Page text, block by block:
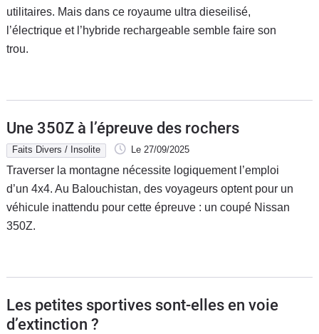
utilitaires. Mais dans ce royaume ultra dieseilisé,
l’électrique et l’hybride rechargeable semble faire son
trou.
Une 350Z à l’épreuve des rochers
Faits Divers / Insolite Le 27/09/2025
Traverser la montagne nécessite logiquement l’emploi
d’un 4x4. Au Balouchistan, des voyageurs optent pour un
véhicule inattendu pour cette épreuve : un coupé Nissan
350Z.
Les petites sportives sont-elles en voie
d’extinction ?